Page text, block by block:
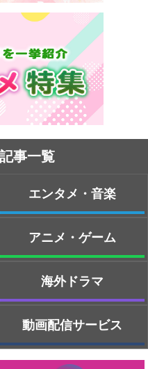
事一覧
エンタメ・音楽
アニメ・ゲーム
海外ドラマ
動画配信サービス